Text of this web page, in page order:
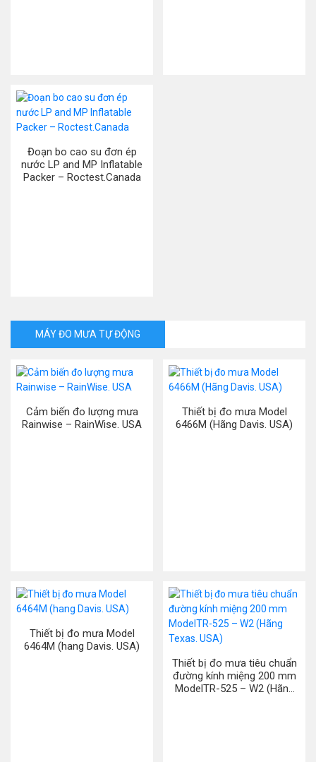
Đoạn bo cao su đơn ép
nước LP and MP Inflatable
Packer – Roctest.Canada
MÁY ĐO MƯA TỰ ĐỘNG
Cảm biến đo lượng mưa
Rainwise – RainWise. USA
Thiết bị đo mưa Model
6466M (Hãng Davis. USA)
Thiết bị đo mưa Model
6464M (hang Davis. USA)
Thiết bị đo mưa tiêu chuẩn
đường kính miệng 200 mm
ModelTR-525 – W2 (Hãng